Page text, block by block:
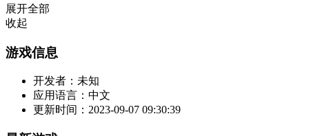
展开全部
收起
游戏信息
开发者： 未知
应用语言： 中文
更新时间： 2023-09-07 09:30:39